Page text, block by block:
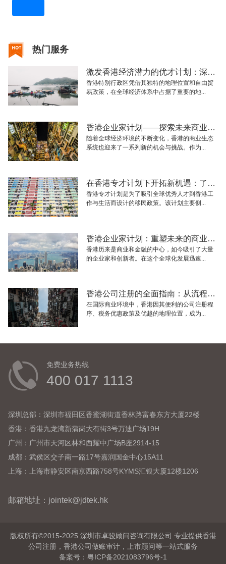
热门服务
激发香港经济潜力的优才计划：深入解析与展望
香港特别行政区凭借其独特的地理位置和自由贸
易政策，在全球经济体系中占据了重要的地...
香港企业家计划——探索未来商业的创新模式与发展机会
随着全球经济环境的不断变化，香港的商业生态
系统也迎来了一系列新的机会与挑战。作为...
在香港专才计划下开拓新机遇：了解申请要求与流程
香港专才计划是为了吸引全球优秀人才到香港工
作与生活而设计的移民政策。该计划主要侧...
香港企业家计划：重塑未来的商业生态与机遇
香港历来是商业和金融的中心，如今吸引了大量
的企业家和创新者。在这个全球化发展迅速...
香港公司注册的全面指南：从流程到注意事项
在国际商业环境中，香港因其便利的公司注册程
序、税务优惠政策及优越的地理位置，成为...
免费业务热线
400 017 1113
深圳总部：深圳市福田区香蜜湖街道香林路富春东方大厦22楼
香港：香港九龙湾新蒲岗大有街3号万迪广场19H
广州：广州市天河区林和西耀中广场B座2914-15
成都：武侯区交子南一路17号嘉润国金中心15A11
上海：上海市静安区南京西路758号KYMS汇银大厦12楼1206
邮箱地址：jointek@jdtek.hk
版权所有©2015-2025 深圳市卓骏顾问咨询有限公司 专业提供香港
公司注册，香港公司做账审计，上市顾问等一站式服务
备案号： 粤ICP备2021083796号-1